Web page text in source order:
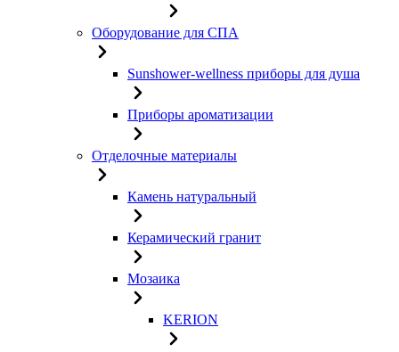
Оборудование для СПА
Sunshower-wellness приборы для душа
Приборы ароматизации
Отделочные материалы
Камень натуральный
Керамический гранит
Мозаика
KERION